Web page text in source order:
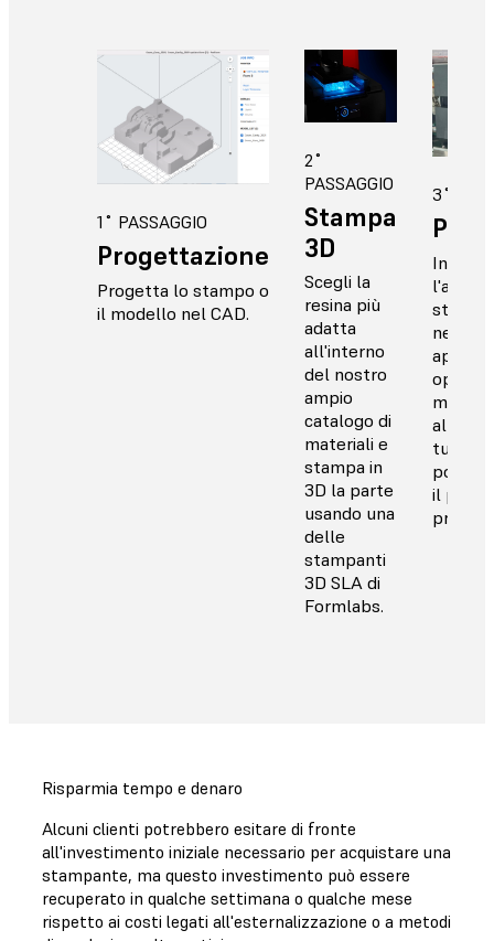
1˚ PASSAGGIO
Progettazione
Progetta lo stampo o
il modello nel CAD.
2˚
PASSAGGIO
Stampa
3D
Scegli la
resina più
adatta
all'interno
del nostro
ampio
catalogo di
materiali e
stampa in
3D la parte
usando una
delle
stampanti
3D SLA di
Formlabs.
3˚
nel tuo
tuo
porta
il
Risparmia tempo e denaro
Alcuni clienti potrebbero esitare di fronte
all'investimento iniziale necessario per acquistare una
stampante, ma questo investimento può essere
recuperato in qualche settimana o qualche mese
rispetto ai costi legati all'esternalizzazione o a metodi